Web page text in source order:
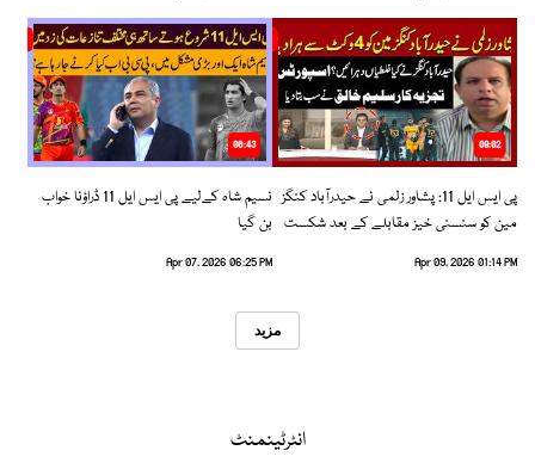
09:02
پی ایس ایل 11: پشاور زلمی نے حیدرآباد کنگز
مین کو سنسنی خیز مقابلے کے بعد شکست
Apr 09, 2026 01:14 PM
06:43
نسیم شاہ کےلیے پی ایس ایل 11 ڈراؤنا خواب
بن گیا
Apr 07, 2026 06:25 PM
مزید
انٹرٹینمنٹ